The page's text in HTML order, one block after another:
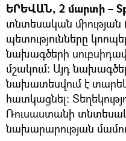
ԵՐԵՎԱՆ, 2 մարտի –
տնտեսական
պետությունները
նախագծերի
մշակում։ Այդ
նախատեսվում է
հատկացնել։
Ռուսաստանի
նախարարության